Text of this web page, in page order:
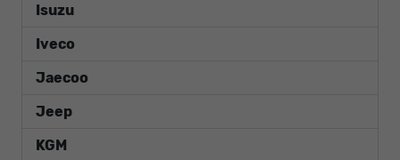
Isuzu
Iveco
Jaecoo
Jeep
KGM